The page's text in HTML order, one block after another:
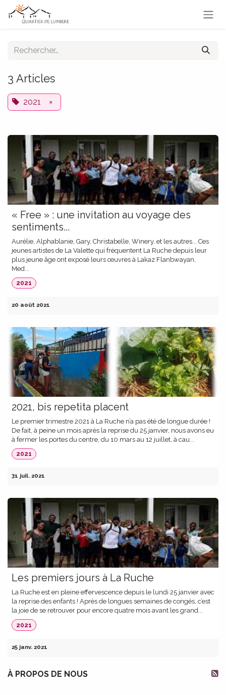
Se rendre au contenu
3 Articles
2021 ×
« Free » : une invitation au voyage des
sentiments...
Aurélie, Alphablanie, Gary, Christabelle, Winery, et les autres... Ces
jeunes artistes de La Valette qui fréquentent La Ruche depuis leur
plus jeune âge ont exposé leurs œuvres à Lakaz Flanbwayan,
Med...
2021
20 août 2021
2021, bis repetita placent
Le premier trimestre 2021 à La Ruche n’a pas été de longue durée !
De fait, à peine un mois après la reprise du 25 janvier, nous avons eu
à fermer les portes du centre, du 10 mars au 12 juillet, à cau...
2021
31 juil. 2021
Les premiers jours à La Ruche
La Ruche est en pleine effervescence depuis le lundi 25 janvier avec
la reprise des enfants ! Après de longues semaines de congés, c’est
la joie de se retrouver pour encore quatre mois avant les grand...
2021
25 janv. 2021
À PROPOS DE NOUS